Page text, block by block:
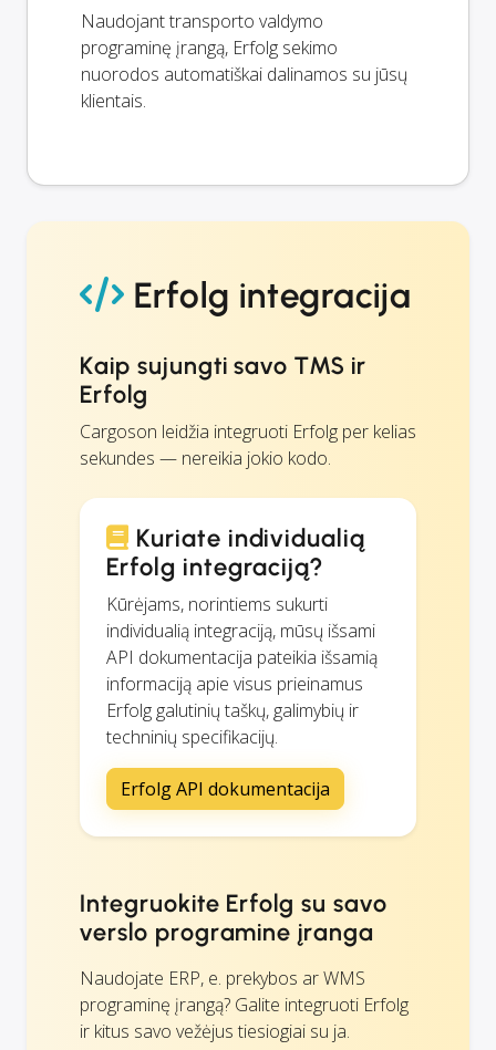
Naudojant transporto valdymo
programinę įrangą, Erfolg sekimo
nuorodos automatiškai dalinamos su jūsų
klientais.
Erfolg integracija
Kaip sujungti savo TMS ir
Erfolg
Cargoson leidžia integruoti Erfolg per kelias
sekundes — nereikia jokio kodo.
Kuriate individualią
Erfolg integraciją?
Kūrėjams, norintiems sukurti
individualią integraciją, mūsų išsami
API dokumentacija pateikia išsamią
informaciją apie visus prieinamus
Erfolg galutinių taškų, galimybių ir
techninių specifikacijų.
Erfolg API dokumentacija
Integruokite Erfolg su savo
verslo programine įranga
Naudojate ERP, e. prekybos ar WMS
programinę įrangą? Galite integruoti Erfolg
ir kitus savo vežėjus tiesiogiai su ja.